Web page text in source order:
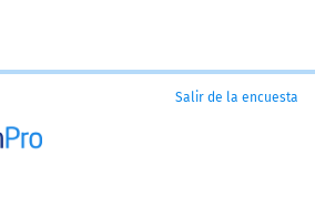
Salir de la encuesta